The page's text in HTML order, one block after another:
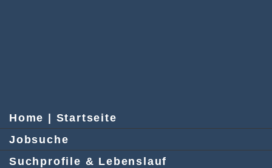
Home | Startseite
Jobsuche
Suchprofile & Lebenslauf